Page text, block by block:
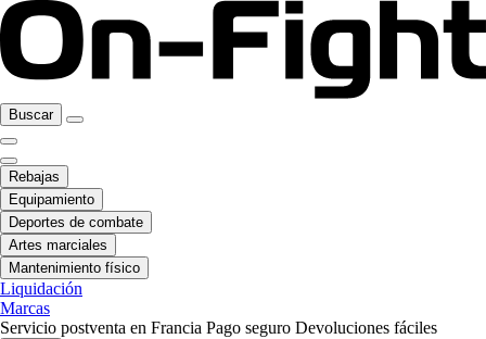
Buscar
Rebajas
Equipamiento
Deportes de combate
Artes marciales
Mantenimiento físico
Liquidación
Marcas
Servicio postventa en Francia Pago seguro Devoluciones fáciles